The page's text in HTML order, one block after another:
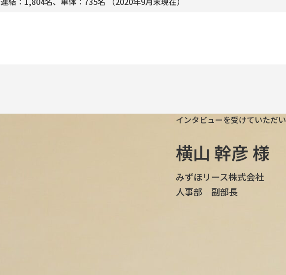
インタビューを受けていただ
横山 幹彦 様
みずほリース株式会社
人事部 副部長